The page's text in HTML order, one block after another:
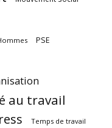
PSE
au travail
Temps de travail